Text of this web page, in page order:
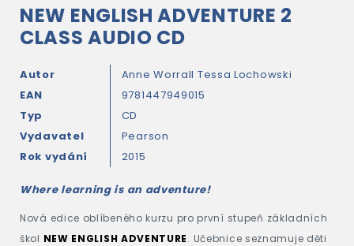
NEW ENGLISH ADVENTURE 2
CLASS AUDIO CD
Autor Anne Worrall Tessa Lochowski
EAN
9781447949015
Typ
CD
Vydavatel
Pearson
Rok vydání
2015
Where learning is an adventure!
Nová edice oblíbeného kurzu pro první stupeň základních
škol NEW ENGLISH ADVENTURE. Učebnice seznamuje děti